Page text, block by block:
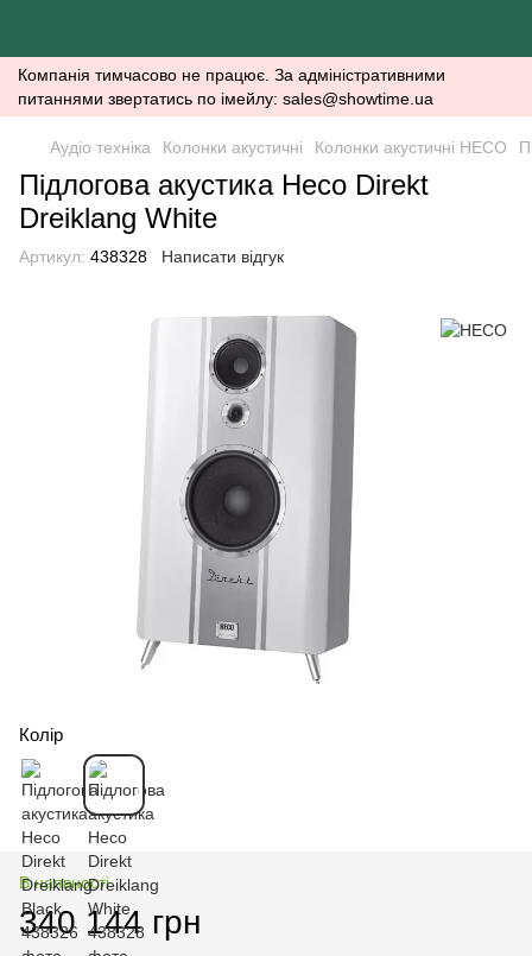
Компанія тимчасово не працює. За адміністративними
питаннями звертатись по імейлу: sales@showtime.ua
Аудіо техніка Колонки акустичні Колонки акустичні HECO
Підлогова акустика Heco Direkt
Dreiklang White
Артикул: 438328 Написати відгук
Колір
В наявності
340 144 грн